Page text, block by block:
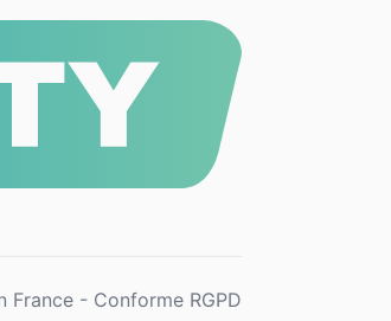
France - Conforme RGPD